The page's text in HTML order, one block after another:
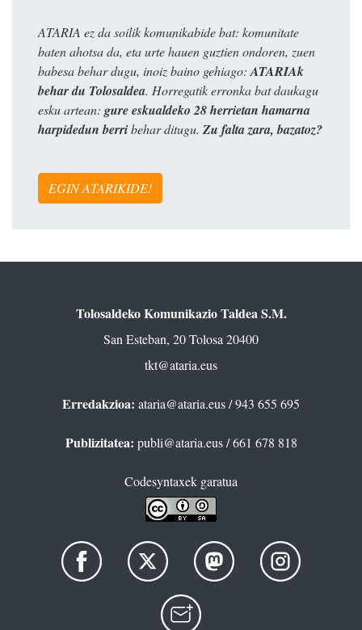
ATARIA ez da soilik komunikabide bat: komunitate
baten ahotsa da, eta urte hauen guztien ondoren, zuen
babesa behar dugu, inoiz baino gehiago: ATARIAk
behar du Tolosaldea. Horregatik erronka bat daukagu
esku artean: gure eskualdeko 28 herrietan hamarna
harpidedun berribehar ditugu. Zu falta zara, bazatoz?
EGIN ATARIKIDE!
Tolosaldeko Komunikazio Taldea S.M.
San Esteban, 20 Tolosa 20400
tkt@ataria.eus
Erredakzioa: ataria@ataria.eus/ 943 655 695
Publizitatea: publi@ataria.eus/ 661 678 818
Codesyntaxek garatua